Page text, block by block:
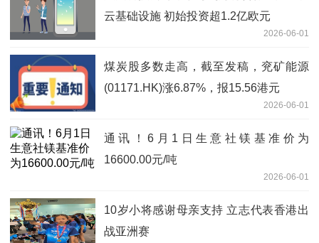
云基础设施 初始投资超1.2亿欧元
2026-06-01
煤炭股多数走高，截至发稿，兖矿能源
(01171.HK)涨6.87%，报15.56港元
2026-06-01
通讯！6月1日生意社镁基准价为
16600.00元/吨
2026-06-01
10岁小将感谢母亲支持 立志代表香港出
战亚洲赛